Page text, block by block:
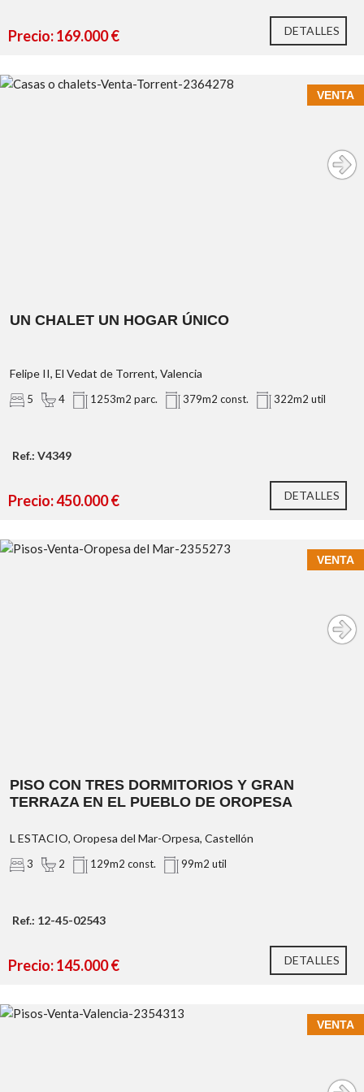
https://habitatge.gva.es/es/registres-en-materia-habitatge
Precio: 169.000 € DETALLES
VENTA
UN CHALET UN HOGAR ÚNICO
Felipe II, El Vedat de Torrent, Valencia
5 4 1253m2 parc. 379m2 const. 322m2 util
Ref.: V4349
Precio: 450.000 € DETALLES
VENTA
PISO CON TRES DORMITORIOS Y GRAN
TERRAZA EN EL PUEBLO DE OROPESA
L ESTACIO, Oropesa del Mar-Orpesa, Castellón
3 2 129m2 const. 99m2 util
Ref.: 12-45-02543
Precio: 145.000 € DETALLES
VENTA